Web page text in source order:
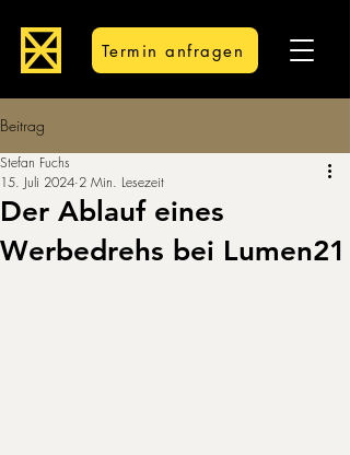
Termin anfragen
Beitrag
Der Ablauf eines
Werbedrehs bei Lumen21
Stefan Fuchs
15. Juli 2024 2 Min. Lesezeit